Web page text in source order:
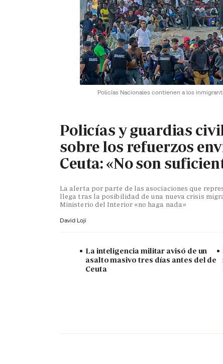
Policías Nacionales contienen a los
Policías y guardias
sobre los refuerzos
Ceuta: «No son
La alerta por parte de las asociaciones que
llega tras la posibilidad de una nueva crisis
Ministerio del Interior «no haga nada»
David Loji
La inteligencia militar avisó de un
asalto masivo tres días antes del de
Ceuta